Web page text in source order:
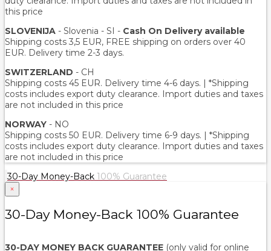
this price
SLOVENIJA - Slovenia - SI - Cash On Delivery available
Shipping costs 3,5 EUR, FREE shipping on orders over 40
EUR. Delivery time 2-3 days.
SWITZERLAND - CH
Shipping costs 45 EUR. Delivery time 4-6 days. | *Shipping
costs includes export duty clearance. Import duties and taxes
are not included in this price
NORWAY - NO
Shipping costs 50 EUR. Delivery time 6-9 days. | *Shipping
costs includes export duty clearance. Import duties and taxes
are not included in this price
30-Day Money-Back 100% Guarantee
×
30-Day Money-Back 100% Guarantee
30-DAY MONEY BACK GUARANTEE (only valid for online